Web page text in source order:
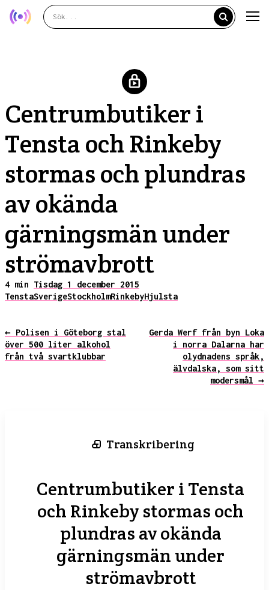
Centrumbutiker i
Tensta och Rinkeby
stormas och plundras
av okända
gärningsmän under
strömavbrott
4 min Tisdag 1 december 2015
TenstaSverigeStockholmRinkebyHjulsta
← Polisen i Göteborg stal
över 500 liter alkohol
från två svartklubbar
Gerda Werf från byn Loka
i norra Dalarna har
olydnadens språk,
älvdalska, som sitt
modersmål →
Transkribering
Centrumbutiker i Tensta
och Rinkeby stormas och
plundras av okända
gärningsmän under
strömavbrott